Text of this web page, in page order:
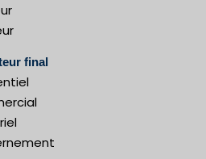
final